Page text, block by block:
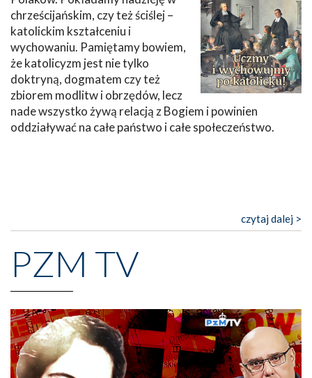
chrześcijańskim, czy też ściślej –
katolickim kształceniu i
wychowaniu. Pamiętamy bowiem,
że katolicyzm jest nie tylko
doktryną, dogmatem czy też
zbiorem modlitw i obrzędów, lecz
nade wszystko żywą relacją z Bogiem i powinien
oddziaływać na całe państwo i całe społeczeństwo.
czytaj dalej >
PZM TV